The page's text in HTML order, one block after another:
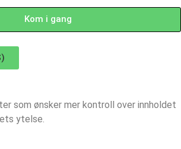
Kom i gang
som ønsker mer kontroll over innholdet
ytelse.